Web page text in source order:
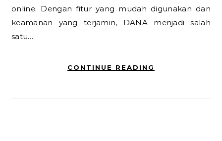
online. Dengan fitur yang mudah digunakan dan
keamanan yang terjamin, DANA menjadi salah
satu…
CONTINUE READING